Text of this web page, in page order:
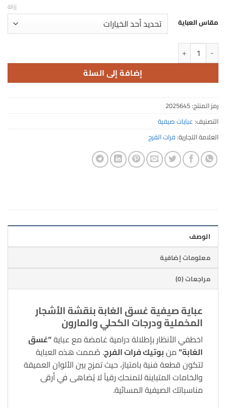
مقاس العباية
إزالة
كمية عباية صيفية غسق الغابة بنقشة الأشجار
إضافة إلى السلة
رمز المنتج:2025645
التصنيف:عبايات صيفية
العلامة التجارية:فرات الفرج
الوصف
معلومات إضافية
مراجعات (0)
عباية صيفية غسق الغابة بنقشة الأشجار
المخملية ودرجات الكحلي والمارون
اخطفي الأنظار بإطلالة درامية غامضة مع عباية“غسق
الغابة”منبوتيك فرات الفرج. صُممت هذه العباية
لتكون قطعة فنية بامتياز، حيث تمزج بين الألوان العميقة
والخامات المتباينة لتمنحكِ رقياً لا يُضاهى في أرقى
مناسباتك الصيفية المسائية.